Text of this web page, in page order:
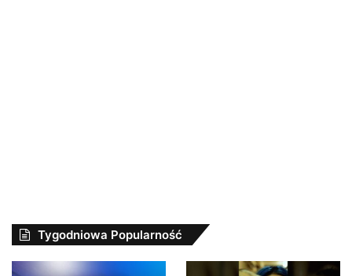
Tygodniowa Popularność